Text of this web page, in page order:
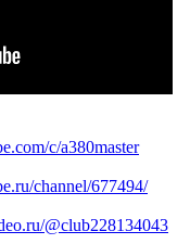
c/a380master
channel/677494/
@club228134043